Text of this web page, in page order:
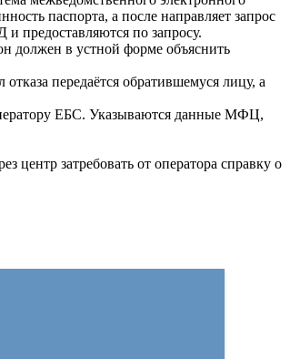
паспорта, а после направляет запрос
предоставляются по запросу.
должен в устной форме объяснить
передаётся обратившемуся лицу, а
ЕБС. Указываются данные МФЦ,
центр затребовать от оператора справку о